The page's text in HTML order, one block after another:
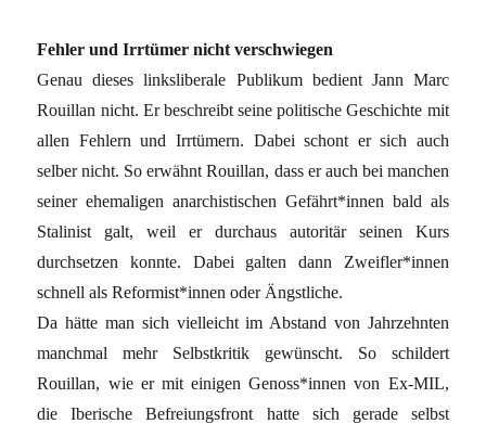
Fehler und Irrtümer nicht verschwiegen
Genau dieses linksliberale Publikum bedient Jann Marc
Rouillan nicht. Er beschreibt seine politische Geschichte mit
allen Fehlern und Irrtümern. Dabei schont er sich auch
selber nicht. So erwähnt Rouillan, dass er auch bei manchen
seiner ehemaligen anarchistischen Gefährt*innen bald als
Stalinist galt, weil er durchaus autoritär seinen Kurs
durchsetzen konnte. Dabei galten dann Zweifler*innen
schnell als Reformist*innen oder Ängstliche.
Da hätte man sich vielleicht im Abstand von Jahrzehnten
manchmal mehr Selbstkritik gewünscht. So schildert
Rouillan, wie er mit einigen Genoss*innen von Ex-MIL,
die Iberische Befreiungsfront hatte sich gerade selbst